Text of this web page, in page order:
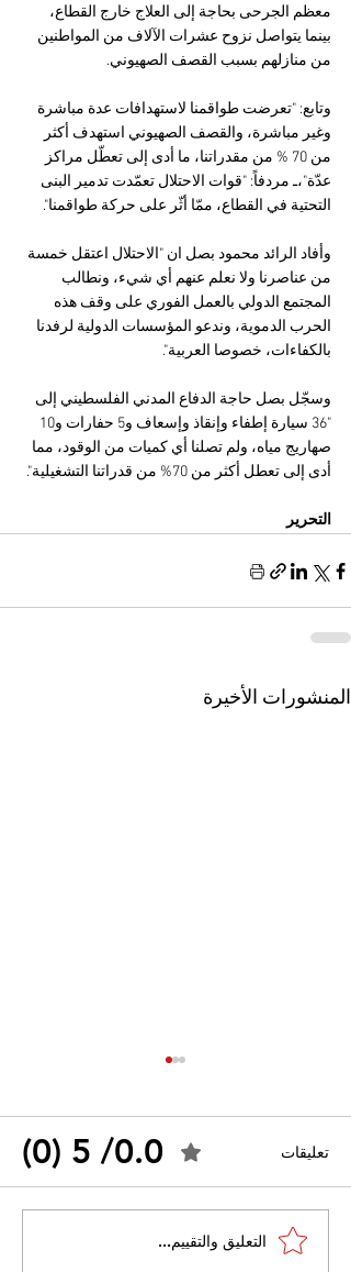
معظم الجرحى بحاجة إلى العلاج خارج القطاع،
بينما يتواصل نزوح عشرات الآلاف من المواطنين
من منازلهم بسبب القصف الصهيوني.
وتابع: "تعرضت طواقمنا لاستهدافات عدة مباشرة
وغير مباشرة، والقصف الصهيوني استهدف أكثر
من 70 % من مقدراتنا، ما أدى إلى تعطّل مراكز
عدّة"،ـ مردفاً: "قوات الاحتلال تعمّدت تدمير البنى
التحتية في القطاع، ممّا أثّر على حركة طواقمنا".
وأفاد الرائد محمود بصل ان "الاحتلال اعتقل خمسة
من عناصرنا ولا نعلم عنهم أي شيء، ونطالب
المجتمع الدولي بالعمل الفوري على وقف هذه
الحرب الدموية، وندعو المؤسسات الدولية لرفدنا
بالكفاءات، خصوصا العربية".
وسجّل بصل حاجة الدفاع المدني الفلسطيني إلى
صهاريج مياه، ولم تصلنا أي كميات من الوقود، مما
أدى إلى تعطل أكثر من 70% من قدراتنا التشغيلية".
التحرير
المنشورات الأخيرة
القضاء الإداري يقضي بحل
نقابة "كنابست"
تعليقات 0.0/ 5 (0)
التعليق والتقييم...